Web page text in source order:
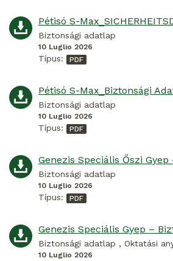
Pétisó S-
Biztonsági adatlap
10 Luglio 2026
Típus:
Pétisó S-Max_Biztonsági
Biztonsági adatlap
10 Luglio 2026
Típus:
Biztonsági adatlap
10 Luglio 2026
Típus:
Genezis Speciális Gyep –
Biztonsági adatlap , Oktatási
10 Luglio 2026